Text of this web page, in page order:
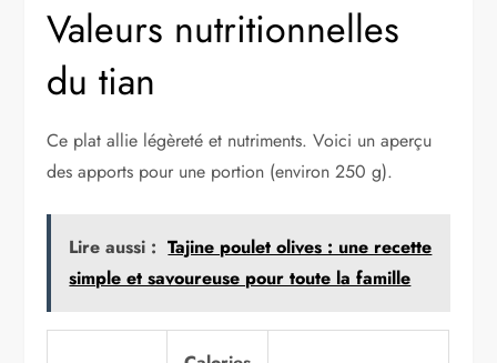
Valeurs nutritionnelles
du tian
Ce plat allie légèreté et nutriments. Voici un aperçu
des apports pour une portion (environ 250 g).
Lire aussi : Tajine poulet olives : une recette
simple et savoureuse pour toute la famille